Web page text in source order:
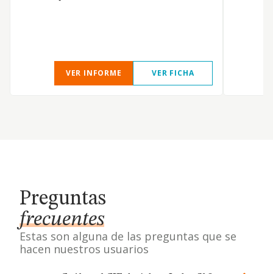
VER INFORME VER FICHA
Preguntas
frecuentes
Estas son alguna de las preguntas que se
hacen nuestros usuarios